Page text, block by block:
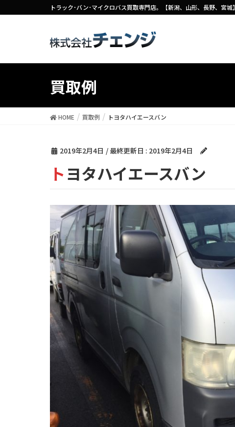
トラック･バン･マイクロバス買取専門店。【新潟、山形、長野、宮城】
買取例
HOME 買取例 トヨタハイエースバン
2019年2月4日 / 最終更新日 : 2019年2月4日
トヨタハイエースバン